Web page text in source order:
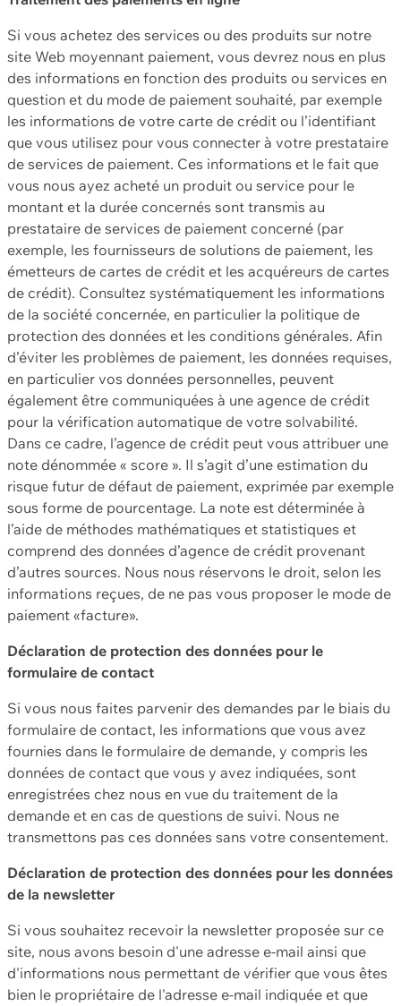
Si vous achetez des services ou des produits sur notre
site Web moyennant paiement, vous devrez nous en plus
des informations en fonction des produits ou services en
question et du mode de paiement souhaité, par exemple
les informations de votre carte de crédit ou l’identifiant
que vous utilisez pour vous connecter à votre prestataire
de services de paiement. Ces informations et le fait que
vous nous ayez acheté un produit ou service pour le
montant et la durée concernés sont transmis au
prestataire de services de paiement concerné (par
exemple, les fournisseurs de solutions de paiement, les
émetteurs de cartes de crédit et les acquéreurs de cartes
de crédit). Consultez systématiquement les informations
de la société concernée, en particulier la politique de
protection des données et les conditions générales. Afin
d’éviter les problèmes de paiement, les données requises,
en particulier vos données personnelles, peuvent
également être communiquées à une agence de crédit
pour la vérification automatique de votre solvabilité.
Dans ce cadre, l’agence de crédit peut vous attribuer une
note dénommée « score ». Il s’agit d’une estimation du
risque futur de défaut de paiement, exprimée par exemple
sous forme de pourcentage. La note est déterminée à
l’aide de méthodes mathématiques et statistiques et
comprend des données d’agence de crédit provenant
d’autres sources. Nous nous réservons le droit, selon les
informations reçues, de ne pas vous proposer le mode de
paiement «facture».
Déclaration de protection des données pour le
formulaire de contact
Si vous nous faites parvenir des demandes par le biais du
formulaire de contact, les informations que vous avez
fournies dans le formulaire de demande, y compris les
données de contact que vous y avez indiquées, sont
enregistrées chez nous en vue du traitement de la
demande et en cas de questions de suivi. Nous ne
transmettons pas ces données sans votre consentement.
Déclaration de protection des données pour les données
de la newsletter
Si vous souhaitez recevoir la newsletter proposée sur ce
site, nous avons besoin d'une adresse e-mail ainsi que
d'informations nous permettant de vérifier que vous êtes
bien le propriétaire de l'adresse e-mail indiquée et que